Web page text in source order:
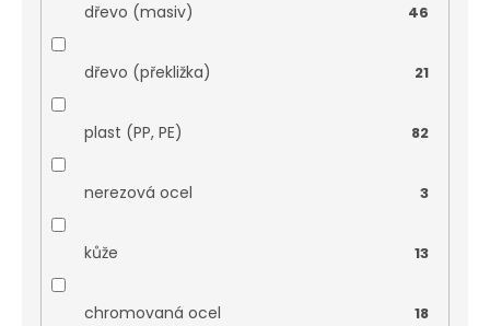
dřevo (masiv) 46
dřevo (překližka) 21
plast (PP, PE) 82
nerezová ocel 3
kůže 13
chromovaná ocel 18